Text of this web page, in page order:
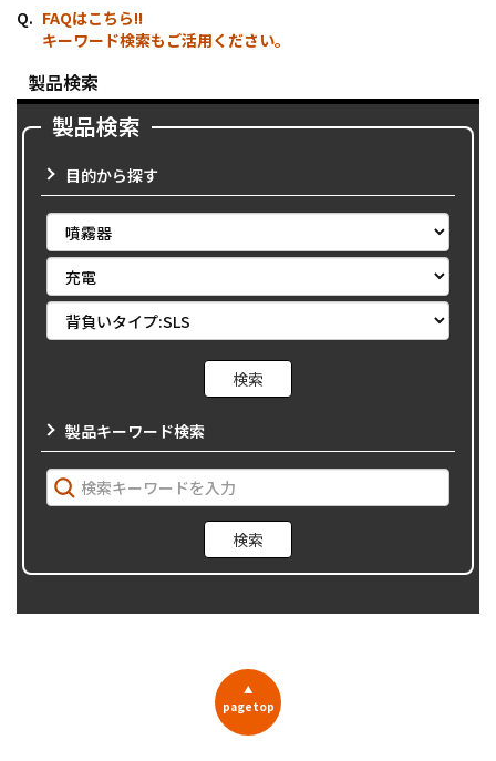
FAQはこちら!!
キーワード検索もご活用ください。
製品検索
製品検索
目的から探す
製品キーワード検索
▲
pagetop